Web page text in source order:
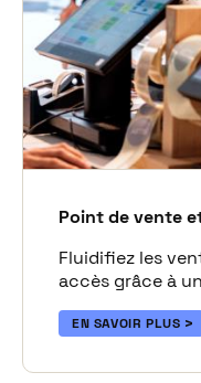
Point de vente
Fluidifiez les
accès grâce à
EN SAVOIR PLUS